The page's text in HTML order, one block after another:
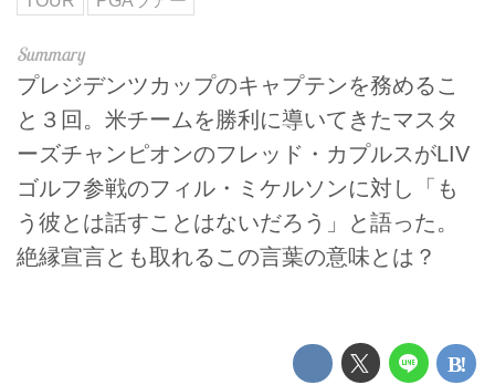
プレジデンツカップのキャプテンを務めるこ
と３回。米チームを勝利に導いてきたマスタ
ーズチャンピオンのフレッド・カプルスがLIV
ゴルフ参戦のフィル・ミケルソンに対し「も
う彼とは話すことはないだろう」と語った。
絶縁宣言とも取れるこの言葉の意味とは？